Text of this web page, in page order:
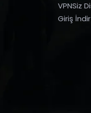
VPNSiz
Giriş İndir